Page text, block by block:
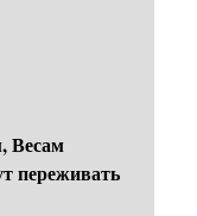
Весам
переживать